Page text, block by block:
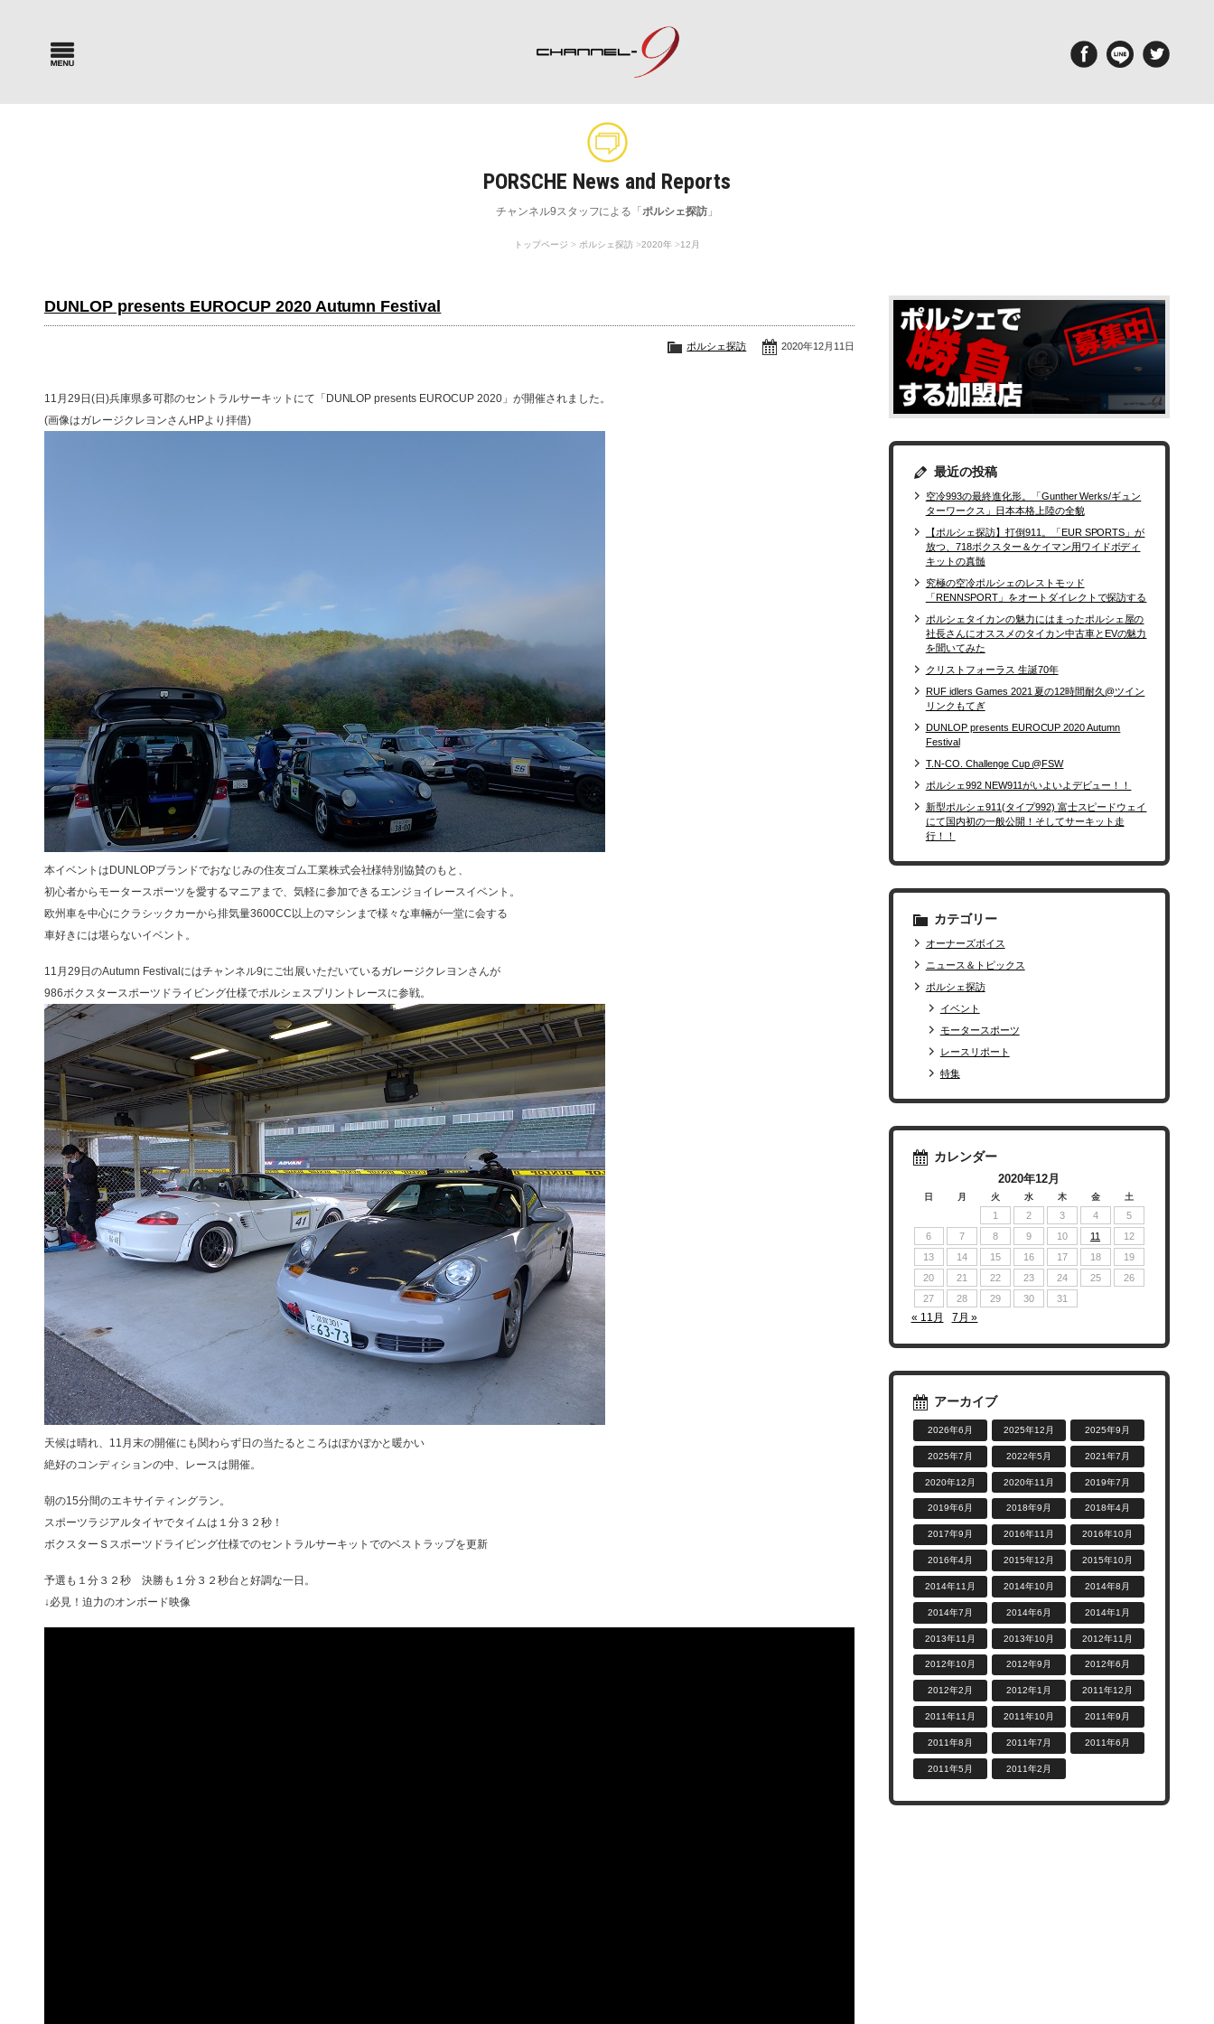
Special Shops
PORSCHE News and Reports
チャンネル9スタッフによる「ポルシェ探訪 」
トップページ ポルシェ探訪 2020年 12月
DUNLOP presents EUROCUP 2020 Autumn Festival
2020年12月11日
ポルシェ探訪
11月29日(日)兵庫県多可郡のセントラルサーキットにて「DUNLOP presents EUROCUP 2020」が開催されました。
(画像はガレージクレヨンさんHPより拝借)
本イベントはDUNLOPブランドでおなじみの住友ゴム工業株式会社様特別協賛のもと、
初心者からモータースポーツを愛するマニアまで、気軽に参加できるエンジョイレースイベント。
欧州車を中心にクラシックカーから排気量3600CC以上のマシンまで様々な車輛が一堂に会する
車好きには堪らないイベント。
11月29日のAutumn Festivalにはチャンネル9にご出展いただいているガレージクレヨンさんが
986ボクスタースポーツドライビング仕様でポルシェスプリントレースに参戦。
天候は晴れ、11月末の開催にも関わらず日の当たるところはぽかぽかと暖かい
絶好のコンディションの中、レースは開催。
朝の15分間のエキサイティングラン。
スポーツラジアルタイヤでタイムは１分３２秒！
ボクスターＳスポーツドライビング仕様でのセントラルサーキットでのベストラップを更新
予選も１分３２秒 決勝も１分３２秒台と好調な一日。
↓必見！迫力のオンボード映像
最近の投稿
空冷993の最終進化形。「Gunther Werks/ギュン
ターワークス」日本本格上陸の全貌
【ポルシェ探訪】打倒911。「EUR SPORTS」が
放つ、718ボクスター＆ケイマン用ワイドボディ
キットの真髄
究極の空冷ポルシェのレストモッド
「RENNSPORT」をオートダイレクトで探訪する
ポルシェタイカンの魅力にはまったポルシェ屋の
社長さんにオススメのタイカン中古車とEVの魅力
を聞いてみた
クリストフォーラス 生誕70年
RUF idlers Games 2021 夏の12時間耐久@ツイン
リンクもてぎ
DUNLOP presents EUROCUP 2020 Autumn
Festival
T.N-CO. Challenge Cup @FSW
ポルシェ992 NEW911がいよいよデビュー！！
新型ポルシェ911(タイプ992) 富士スピードウェイ
にて国内初の一般公開！そしてサーキット走
行！！
カテゴリー
オーナーズボイス
ニュース＆トピックス
ポルシェ探訪
イベント
モータースポーツ
レースリポート
特集
カレンダー
2020年12月
日 月 火 水 木 金 土
1 2 3 4
5
6
7 8 9 10 11
12
13
14 15 16 17 18
19
20
21 22 23 24 25
26
27
28 29 30 31
« 11月 7月 »
アーカイブ
2026年6月 2025年12月 2025年9月
2025年7月 2022年5月 2021年7月
2020年12月 2020年11月 2019年7月
2019年6月 2018年9月 2018年4月
2017年9月 2016年11月 2016年10月
2016年4月 2015年12月 2015年10月
2014年11月 2014年10月 2014年8月
2014年7月 2014年6月 2014年1月
2013年11月 2013年10月 2012年11月
2012年10月 2012年9月 2012年6月
2012年2月 2012年1月 2011年12月
2011年11月 2011年10月 2011年9月
2011年8月 2011年7月 2011年6月
2011年5月 2011年2月